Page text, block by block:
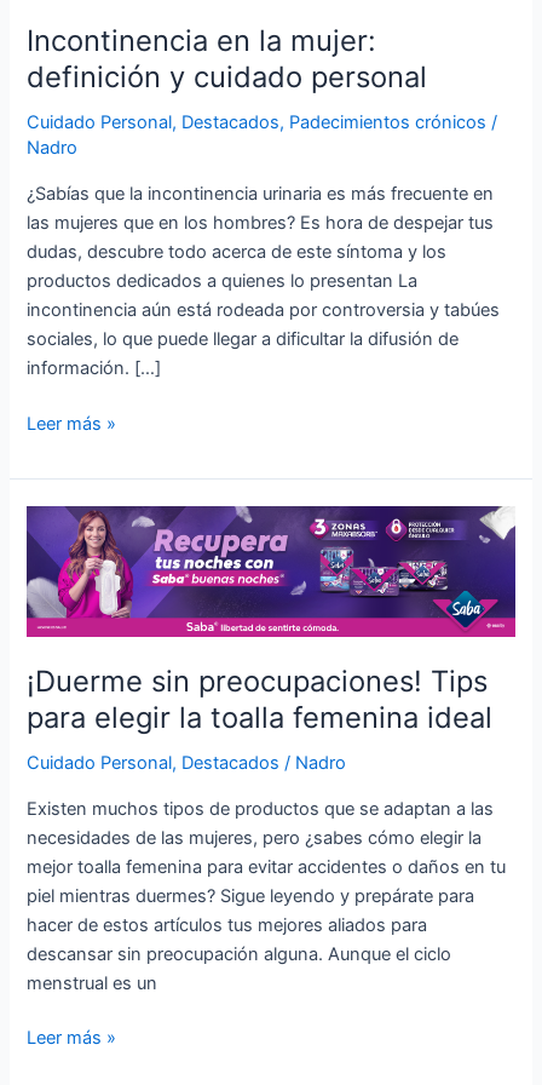
Incontinencia en la mujer:
definición y cuidado personal
Cuidado Personal, Destacados, Padecimientos crónicos /
Nadro
¿Sabías que la incontinencia urinaria es más frecuente en
las mujeres que en los hombres? Es hora de despejar tus
dudas, descubre todo acerca de este síntoma y los
productos dedicados a quienes lo presentan La
incontinencia aún está rodeada por controversia y tabúes
sociales, lo que puede llegar a dificultar la difusión de
información. […]
y
cuidado
personal
Leer más »
¡Duerme sin preocupaciones! Tips
para elegir la toalla femenina ideal
Cuidado Personal, Destacados / Nadro
Existen muchos tipos de productos que se adaptan a las
necesidades de las mujeres, pero ¿sabes cómo elegir la
mejor toalla femenina para evitar accidentes o daños en tu
piel mientras duermes? Sigue leyendo y prepárate para
hacer de estos artículos tus mejores aliados para
descansar sin preocupación alguna. Aunque el ciclo
menstrual es un
¡Duerme
sin
preocupaciones!
Tips
para
elegir
la
toalla
femenina
Leer más »